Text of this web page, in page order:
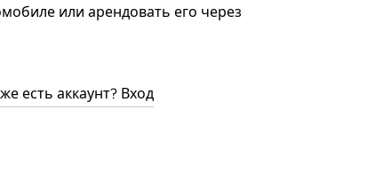
или арендовать его через
есть аккаунт? Вход